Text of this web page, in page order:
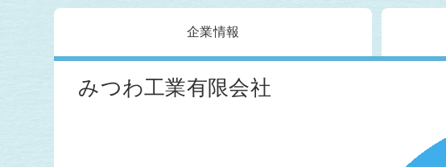
企業情報
みつわ工業有限会社